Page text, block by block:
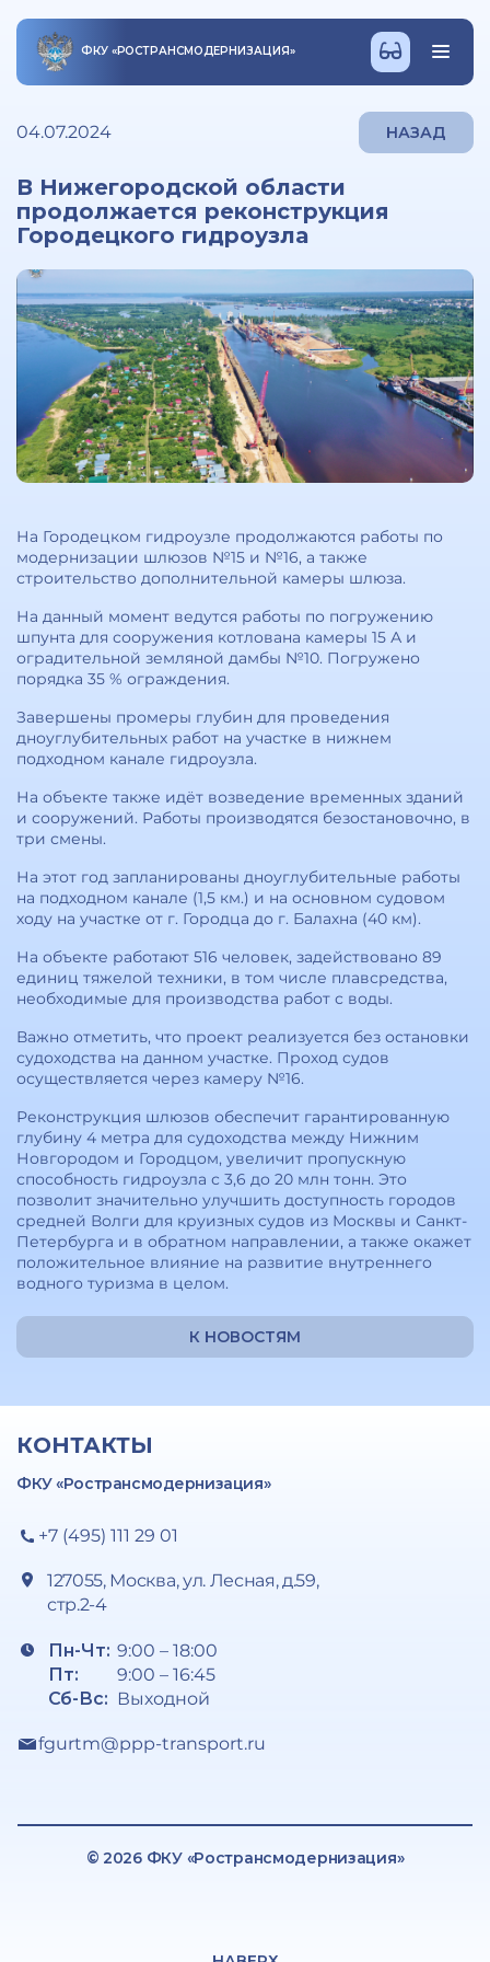
ФКУ «РОСТРАНСМОДЕРНИЗАЦИЯ»
04.07.2024 НАЗАД
В Нижегородской области
продолжается реконструкция
Городецкого гидроузла
На Городецком гидроузле продолжаются работы по
модернизации шлюзов №15 и №16, а также
строительство дополнительной камеры шлюза.
На данный момент ведутся работы по погружению
шпунта для сооружения котлована камеры 15 А и
оградительной земляной дамбы №10. Погружено
порядка 35 % ограждения.
Завершены промеры глубин для проведения
дноуглубительных работ на участке в нижнем
подходном канале гидроузла.
На объекте также идёт возведение временных зданий
и сооружений. Работы производятся безостановочно, в
три смены.
На этот год запланированы дноуглубительные работы
на подходном канале (1,5 км.) и на основном судовом
ходу на участке от г. Городца до г. Балахна (40 км).
На объекте работают 516 человек, задействовано 89
единиц тяжелой техники, в том числе плавсредства,
необходимые для производства работ с воды.
Важно отметить, что проект реализуется без остановки
судоходства на данном участке. Проход судов
осуществляется через камеру №16.
Реконструкция шлюзов обеспечит гарантированную
глубину 4 метра для судоходства между Нижним
Новгородом и Городцом, увеличит пропускную
способность гидроузла с 3,6 до 20 млн тонн. Это
позволит значительно улучшить доступность городов
средней Волги для круизных судов из Москвы и Санкт-
Петербурга и в обратном направлении, а также окажет
положительное влияние на развитие внутреннего
водного туризма в целом.
К НОВОСТЯМ
КОНТАКТЫ
ФКУ «Ространсмодернизация»
+7 (495) 111 29 01
127055, Москва, ул. Лесная, д.59,
стр.2-4
Пн-Чт:
Пт:
Сб-Вс:
9:00 – 18:00
9:00 – 16:45
Выходной
fgurtm@ppp-transport.ru
© 2026 ФКУ «Ространсмодернизация»